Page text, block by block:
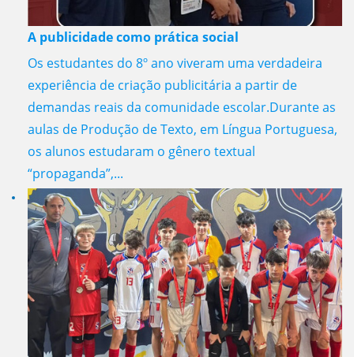
A publicidade como prática social
Os estudantes do 8º ano viveram uma verdadeira
experiência de criação publicitária a partir de
demandas reais da comunidade escolar.Durante as
aulas de Produção de Texto, em Língua Portuguesa,
os alunos estudaram o gênero textual
“propaganda”,...